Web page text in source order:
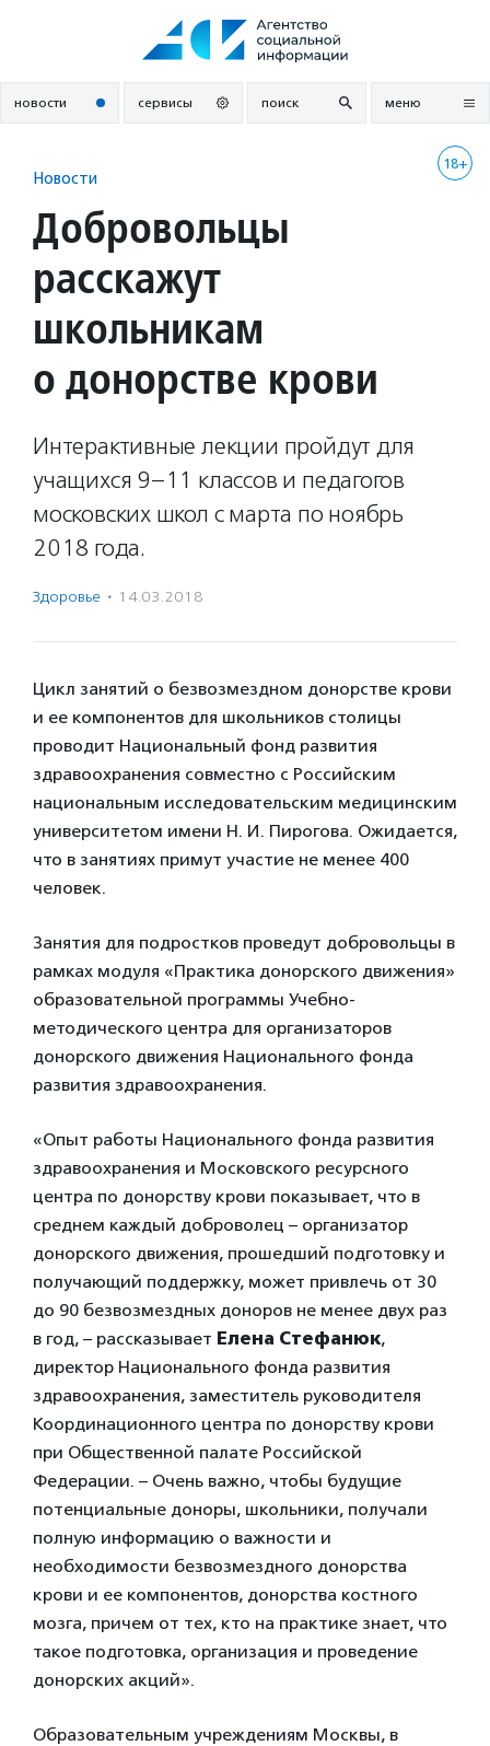
новости сервисы поиск меню
18+
Новости
Добровольцы
расскажут
школьникам
о донорстве крови
Интерактивные лекции пройдут для
учащихся 9–11 классов и педагогов
московских школ с марта по ноябрь
2018 года.
Здоровье · 14.03.2018
Цикл занятий о безвозмездном донорстве крови
и ее компонентов для школьников столицы
проводит Национальный фонд развития
здравоохранения совместно с Российским
национальным исследовательским медицинским
университетом имени Н. И. Пирогова. Ожидается,
что в занятиях примут участие не менее 400
человек.
Занятия для подростков проведут добровольцы в
рамках модуля «Практика донорского движения»
образовательной программы Учебно-
методического центра для организаторов
донорского движения Национального фонда
развития здравоохранения.
«Опыт работы Национального фонда развития
здравоохранения и Московского ресурсного
центра по донорству крови показывает, что в
среднем каждый доброволец – организатор
донорского движения, прошедший подготовку и
получающий поддержку, может привлечь от 30
до 90 безвозмездных доноров не менее двух раз
в год, – рассказывает Елена Стефанюк,
директор Национального фонда развития
здравоохранения, заместитель руководителя
Координационного центра по донорству крови
при Общественной палате Российской
Федерации. – Очень важно, чтобы будущие
потенциальные доноры, школьники, получали
полную информацию о важности и
необходимости безвозмездного донорства
крови и ее компонентов, донорства костного
мозга, причем от тех, кто на практике знает, что
такое подготовка, организация и проведение
донорских акций».
Образовательным учреждениям Москвы, в